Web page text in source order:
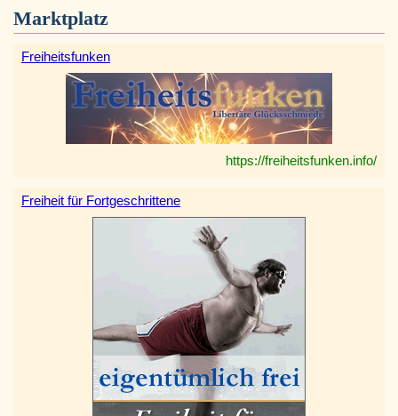
Marktplatz
Freiheitsfunken
https://freiheitsfunken.info/
Freiheit für Fortgeschrittene